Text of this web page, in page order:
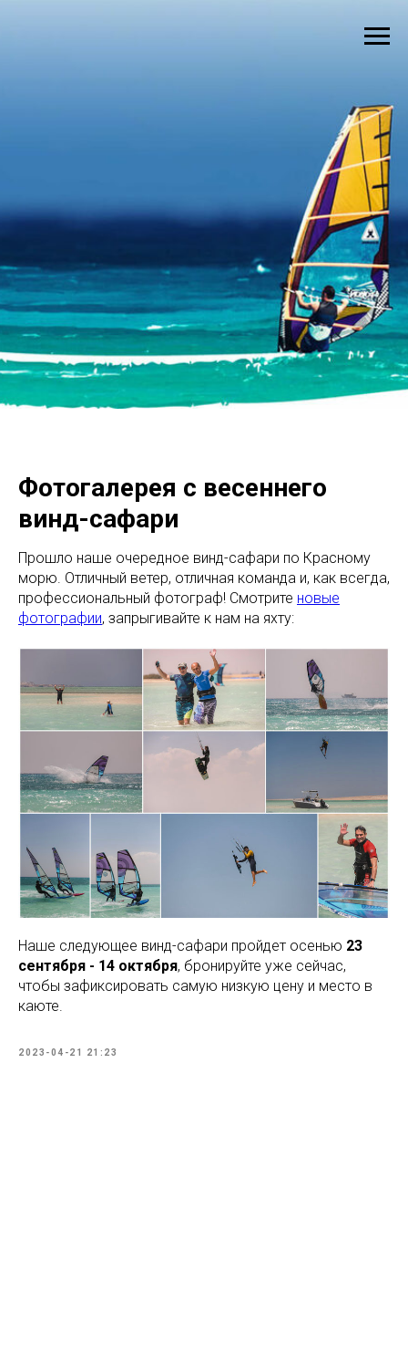
Фотогалерея с весеннего
винд-сафари
Прошло наше очередное винд-сафари по Красному
морю. Отличный ветер, отличная команда и, как всегда,
профессиональный фотограф! Смотрите новые
фотографии, запрыгивайте к нам на яхту:
Наше следующее винд-сафари пройдет осенью 23
сентября - 14 октября, бронируйте уже сейчас,
чтобы зафиксировать самую низкую цену и место в
каюте.
2023-04-21 21:23